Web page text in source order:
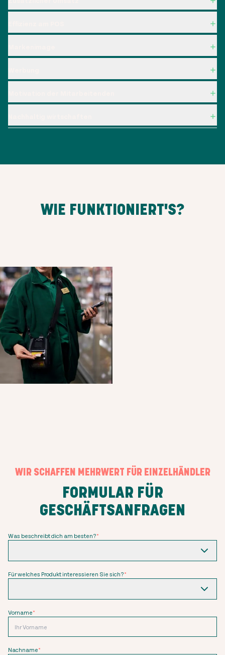
WIE FUNKTIONIERT'S?
WIR SCHAFFEN MEHRWERT FÜR EINZELHÄNDLER
FORMULAR FÜR
GESCHÄFTSANFRAGEN
Was beschreibt dich am besten?*
Für welches Produkt interessieren Sie sich?*
Vorname*
Nachname*